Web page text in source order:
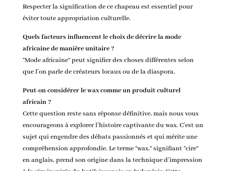
Respecter la signification de ce chapeau est essentiel pour
éviter toute appropriation culturelle.
Quels facteurs influencent le choix de décrire la mode
africaine de manière unitaire ?
“Mode africaine” peut signifier des choses différentes selon
que l’on parle de créateurs locaux ou de la diaspora.
Peut-on considérer le wax comme un produit culturel
africain ?
Cette question reste sans réponse définitive, mais nous vous
encourageons à explorer l’histoire captivante du wax. C’est un
sujet qui engendre des débats passionnés et qui mérite une
compréhension approfondie. Le terme “wax,” signifiant “cire”
en anglais, prend son origine dans la technique d’impression